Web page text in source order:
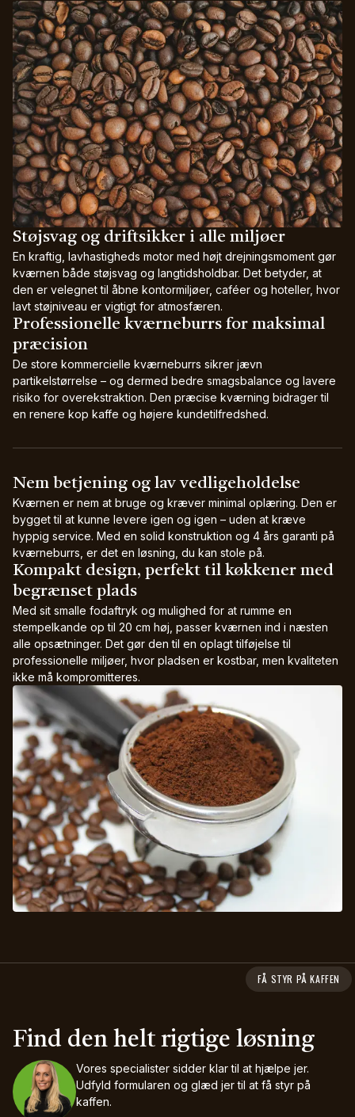
Støjsvag og driftsikker i alle miljøer
En kraftig, lavhastigheds motor med højt drejningsmoment gør
kværnen både støjsvag og langtidsholdbar. Det betyder, at
den er velegnet til åbne kontormiljøer, caféer og hoteller, hvor
lavt støjniveau er vigtigt for atmosfæren.
Professionelle kværneburrs for maksimal
præcision
De store kommercielle kværneburrs sikrer jævn
partikelstørrelse – og dermed bedre smagsbalance og lavere
risiko for overekstraktion. Den præcise kværning bidrager til
en renere kop kaffe og højere kundetilfredshed.
Nem betjening og lav vedligeholdelse
Kværnen er nem at bruge og kræver minimal oplæring. Den er
bygget til at kunne levere igen og igen – uden at kræve
hyppig service. Med en solid konstruktion og 4 års garanti på
kværneburrs, er det en løsning, du kan stole på.
Kompakt design, perfekt til køkkener med
begrænset plads
Med sit smalle fodaftryk og mulighed for at rumme en
stempelkande op til 20 cm høj, passer kværnen ind i næsten
alle opsætninger. Det gør den til en oplagt tilføjelse til
professionelle miljøer, hvor pladsen er kostbar, men kvaliteten
ikke må kompromitteres.
FÅ STYR PÅ KAFFEN
Find den helt rigtige løsning
Vores specialister sidder klar til at hjælpe jer.
Udfyld formularen og glæd jer til at få styr på
kaffen.